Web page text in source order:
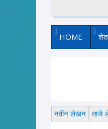
HOME
नवीन लेखन ताजे